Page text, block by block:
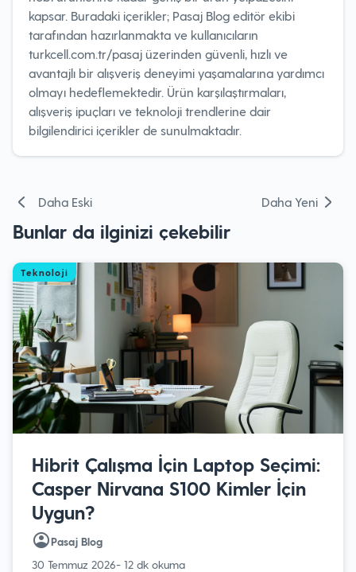
kapsar. Buradaki içerikler; Pasaj Blog editör ekibi
tarafından hazırlanmakta ve kullanıcıların
turkcell.com.tr/pasaj üzerinden güvenli, hızlı ve
avantajlı bir alışveriş deneyimi yaşamalarına yardımcı
olmayı hedeflemektedir. Ürün karşılaştırmaları,
alışveriş ipuçları ve teknoloji trendlerine dair
bilgilendirici içerikler de sunulmaktadır.
Yazı
Daha Eski Daha Yeni
Bunlar da ilginizi çekebilir
Teknoloji
Hibrit Çalışma İçin Laptop Seçimi:
Casper Nirvana S100 Kimler İçin
Uygun?
Pasaj Blog
30 Temmuz 2026- 12 dk okuma